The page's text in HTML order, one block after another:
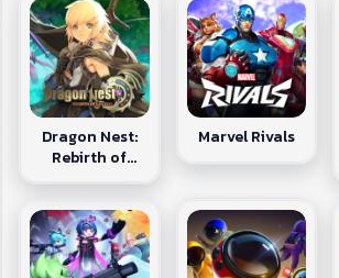
Dragon Nest:
Rebirth of
Marvel Rivals